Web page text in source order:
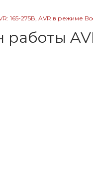
Выходной
165-275В, AVR в режиме